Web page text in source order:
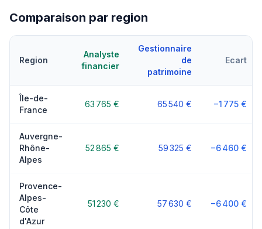
Comparaison par region
Region
Analyste
financier
Gestionnaire
de
patrimoine
Ecart
Île-de-
France
63 765 € 65 540 € −1 775 €
Auvergne-
Rhône-
Alpes
52 865 € 59 325 € −6 460 €
Provence-
Alpes-
Côte
d'Azur
51 230 € 57 630 € −6 400 €